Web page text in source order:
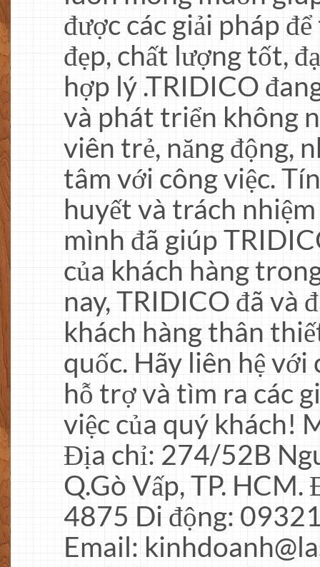
được các giải pháp
đẹp, chất lượng tốt,
hợp lý .TRIDICO
và phát triển không
viên trẻ, năng động,
tâm với công việc.
huyết và trách nhiệm
mình đã giúp
của khách hàng
nay, TRIDICO đã và
khách hàng thân
quốc. Hãy liên hệ với
hỗ trợ và tìm ra các
việc của quý khách!
Địa chỉ: 274/52B
Q.Gò Vấp, TP.
4875 Di động:
Email: